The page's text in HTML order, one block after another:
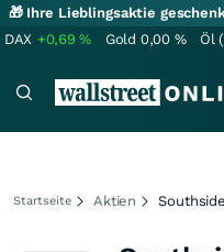
🎁 Ihre Lieblingsaktie
DAX +0,69% Gold 0,00 % Öl
Startseite Aktien